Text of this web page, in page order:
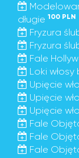
długie 100 PLN
Fryzura
Fryzura
Fale
Loki włosy
Upięcie
Upięcie
Upięcie
Fale
Fale
Fale